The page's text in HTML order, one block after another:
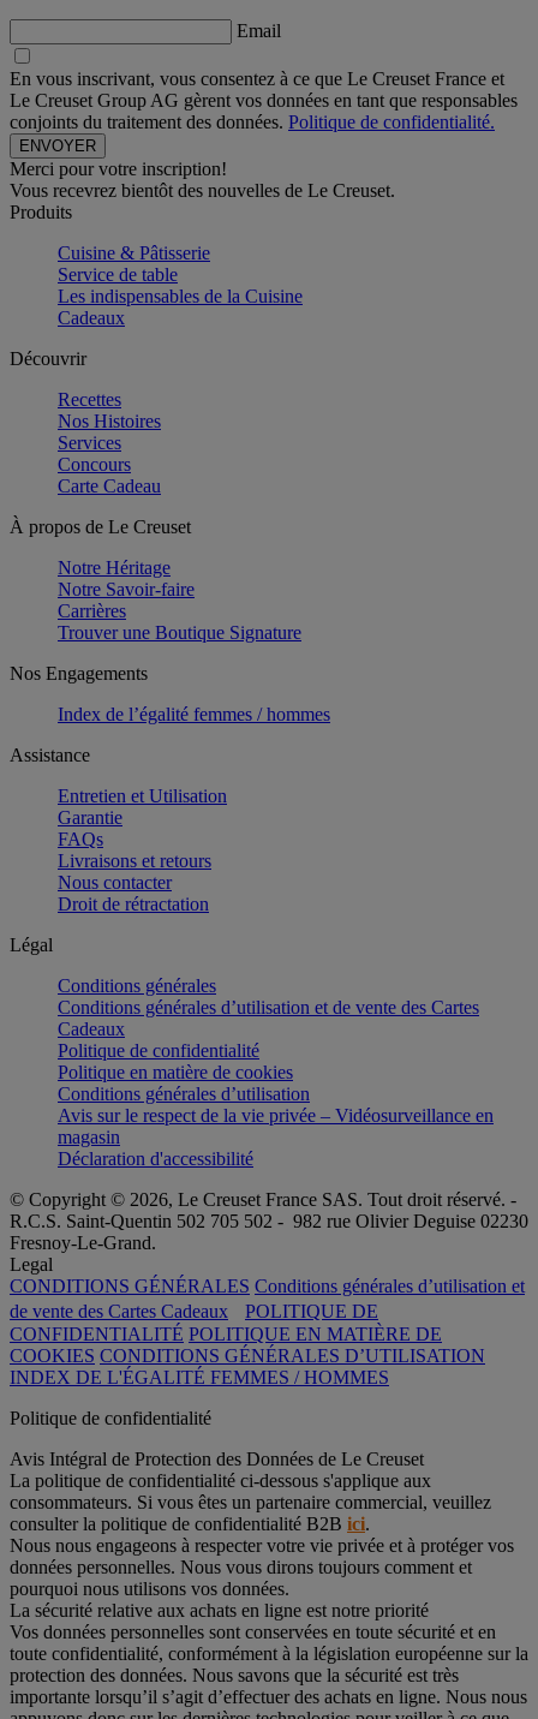
Email
En vous inscrivant, vous consentez à ce que Le Creuset France et
Le Creuset Group AG gèrent vos données en tant que responsables
conjoints du traitement des données. Politique de confidentialité.
Merci pour votre inscription!
Vous recevrez bientôt des nouvelles de Le Creuset.
Produits
Cuisine & Pâtisserie
Service de table
Les indispensables de la Cuisine
Cadeaux
Découvrir
Recettes
Nos Histoires
Services
Concours
Carte Cadeau
À propos de Le Creuset
Notre Héritage
Notre Savoir-faire
Carrières
Trouver une Boutique Signature
Nos Engagements
Index de l’égalité femmes / hommes
Assistance
Entretien et Utilisation
Garantie
FAQs
Livraisons et retours
Nous contacter
Droit de rétractation
Légal
Conditions générales
Conditions générales d’utilisation et de vente des Cartes
Cadeaux
Politique de confidentialité
Politique en matière de cookies
Conditions générales d’utilisation
Avis sur le respect de la vie privée – Vidéosurveillance en
magasin
Déclaration d'accessibilité
© Copyright © 2026, Le Creuset France SAS. Tout droit réservé. -
R.C.S. Saint-Quentin 502 705 502 - 982 rue Olivier Deguise 02230
Fresnoy-Le-Grand.
Legal
CONDITIONS GÉNÉRALES Conditions générales d’utilisation et
de vente des Cartes Cadeaux
POLITIQUE DE
CONFIDENTIALITÉ POLITIQUE EN MATIÈRE DE
COOKIES CONDITIONS GÉNÉRALES D’UTILISATION
INDEX DE L'ÉGALITÉ FEMMES / HOMMES
Politique de confidentialité
Avis Intégral de Protection des Données de Le Creuset
La politique de confidentialité ci-dessous s'applique aux
consommateurs. Si vous êtes un partenaire commercial, veuillez
consulter la politique de confidentialité B2B ici.
Nous nous engageons à respecter votre vie privée et à protéger vos
données personnelles. Nous vous dirons toujours comment et
pourquoi nous utilisons vos données.
La sécurité relative aux achats en ligne est notre priorité
Vos données personnelles sont conservées en toute sécurité et en
toute confidentialité, conformément à la législation européenne sur la
protection des données. Nous savons que la sécurité est très
importante lorsqu’il s’agit d’effectuer des achats en ligne. Nous nous